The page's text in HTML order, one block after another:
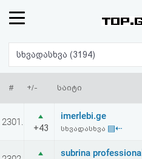
რეიტინგი
(მთავარი)
ფოსტა
სხვადასხვა (3194)
# +/- საიტი
2301.
+43
imerlebi.ge
სხვადასხვა ▤⇠
subrina professional